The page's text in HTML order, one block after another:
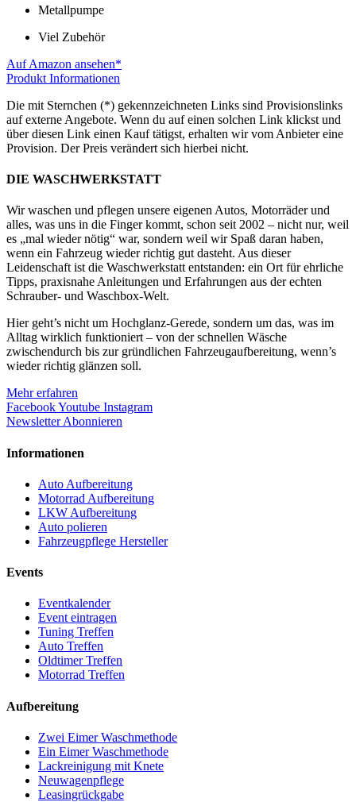
Metallpumpe
Viel Zubehör
Auf Amazon ansehen*
Produkt Informationen
Die mit Sternchen (*) gekennzeichneten Links sind Provisionslinks
auf externe Angebote. Wenn du auf einen solchen Link klickst und
über diesen Link einen Kauf tätigst, erhalten wir vom Anbieter eine
Provision. Der Preis verändert sich hierbei nicht.
DIE WASCHWERKSTATT
Wir waschen und pflegen unsere eigenen Autos, Motorräder und
alles, was uns in die Finger kommt, schon seit 2002 – nicht nur, weil
es „mal wieder nötig“ war, sondern weil wir Spaß daran haben,
wenn ein Fahrzeug wieder richtig gut dasteht. Aus dieser
Leidenschaft ist die Waschwerkstatt entstanden: ein Ort für ehrliche
Tipps, praxisnahe Anleitungen und Erfahrungen aus der echten
Schrauber- und Waschbox-Welt.
Hier geht’s nicht um Hochglanz-Gerede, sondern um das, was im
Alltag wirklich funktioniert – von der schnellen Wäsche
zwischendurch bis zur gründlichen Fahrzeugaufbereitung, wenn’s
wieder richtig glänzen soll.
Mehr erfahren
FacebookYoutube Instagram
Newsletter Abonnieren
Informationen
Auto Aufbereitung
Motorrad Aufbereitung
LKW Aufbereitung
Auto polieren
Fahrzeugpflege Hersteller
Events
Eventkalender
Event eintragen
Tuning Treffen
Auto Treffen
Oldtimer Treffen
Motorrad Treffen
Aufbereitung
Zwei Eimer Waschmethode
Ein Eimer Waschmethode
Lackreinigung mit Knete
Neuwagenpflege
Leasingrückgabe